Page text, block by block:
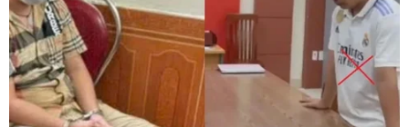
Theo một ước tính mới từ Văn phòng Ngân sách
Quốc hội (CBO), dự luật thuế và chi tiêu của
Tổng thống Donald Trump tại Thượng viện sẽ
làm tăng thâm hụt ngân sách Mỹ thêm gần
3.300 tỷ USD trong 10 năm tới.